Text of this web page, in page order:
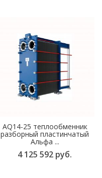
AQ14-25 теплообменник
разборный пластинчатый
Альфа ...
4 125 592 руб.